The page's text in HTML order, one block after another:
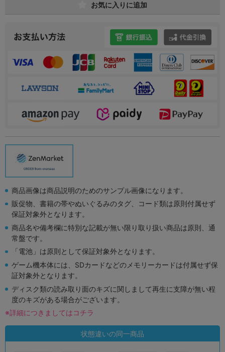
お気に入りに追加
商品画像は商品説明のためのサンプル画像になります。
販促物、書籍の帯やぬいぐるみのタグ、コード類は原則付属せず
保証対象外となります。
商品名や備考欄に特別な記載が無い限り取り扱い商品は原則、通
常盤です。
「電池」は原則として保証対象外となります。
ゲーム機本体には、SDカードなどのメモリーカードは付属せず保
証対象外となります。
ディスク類の読み取り面のキズに関しまして再生に支障が無い程
度のキズがある場合がございます。
※詳細につきましてはコチラ
状態違いの同一商品